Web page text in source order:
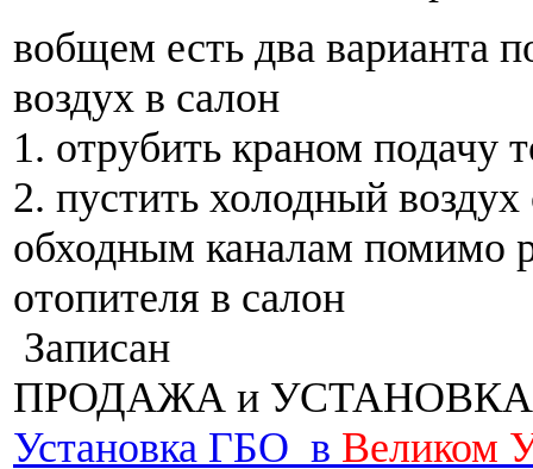
вобщем есть два варианта
воздух в салон
1. отрубить краном подачу
2. пустить холодный
обходным каналам помимо
отопителя в салон
Записан
ПРОДАЖА и
Установка ГБО в Великом